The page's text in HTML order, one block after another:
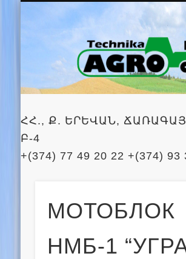
ՀՀ., Ք. ԵՐԵՎԱՆ,
Բ-4
+(374) 77 49 20 22 +(374) 93
ԳԼԽԱՎՈՐ
ԱՊՐԱՆՔԱՏԵՍԱԿԱՆԻ
ԾԱՌԱՅՈՒԹՅՈՒՆ
ՄԵՐ ՄԱՍԻՆ
ՀԵՏԱԴԱՐՁ ԿԱՊ
МОТОБЛОК
НМБ-1